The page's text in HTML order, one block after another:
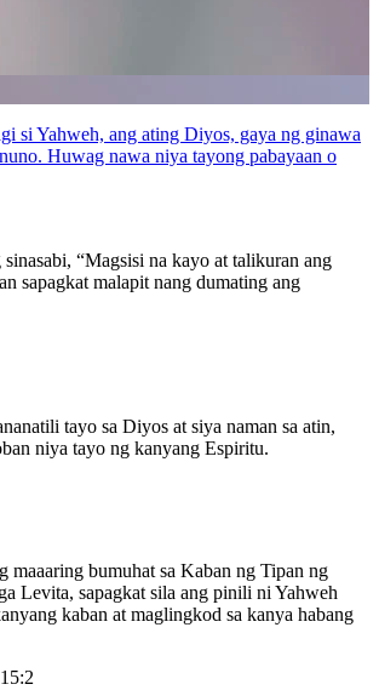
si Yahweh, ang ating Diyos, gaya ng ginawa
Huwag nawa niya tayong pabayaan o
“Magsisi na kayo at talikuran ang
sapagkat malapit nang dumating ang
tayo sa Diyos at siya naman sa atin,
niya tayo ng kanyang Espiritu.
maaaring bumuhat sa Kaban ng Tipan ng
Levita, sapagkat sila ang pinili ni Yahweh
kaban at maglingkod sa kanya habang